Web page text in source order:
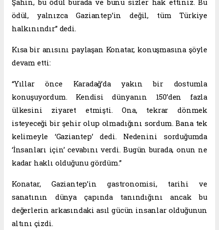
Şahin, bu ödül burada ve bunu sizler hak ettiniz. Bu
ödül, yalnızca Gaziantep’in değil, tüm Türkiye
halkınındır” dedi.
Kısa bir anısını paylaşan Konatar, konuşmasına şöyle
devam etti:
“Yıllar önce Karadağ’da yakın bir dostumla
konuşuyordum. Kendisi dünyanın 150’den fazla
ülkesini ziyaret etmişti. Ona, tekrar dönmek
isteyeceği bir şehir olup olmadığını sordum. Bana tek
kelimeyle ‘Gaziantep’ dedi. Nedenini sorduğumda
‘İnsanları için’ cevabını verdi. Bugün burada, onun ne
kadar haklı olduğunu gördüm.”
Konatar, Gaziantep’in gastronomisi, tarihi ve
sanatının dünya çapında tanındığını ancak bu
değerlerin arkasındaki asıl gücün insanlar olduğunun
altını çizdi.